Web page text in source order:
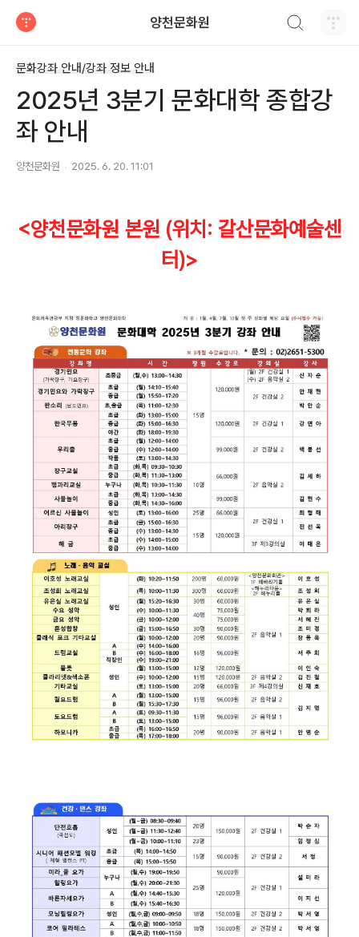
양천문화원
문화강좌 안내/강좌 정보 안내
2025년 3분기 문화대학 종합강
좌 안내
양천문화원 2025. 6. 20. 11:01
<양천문화원 본원 (위치: 갈산문화예술센
터)>